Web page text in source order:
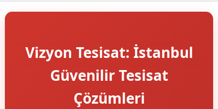
Vizyon Tesisat: İstanbul
Güvenilir Tesisat
Çözümleri